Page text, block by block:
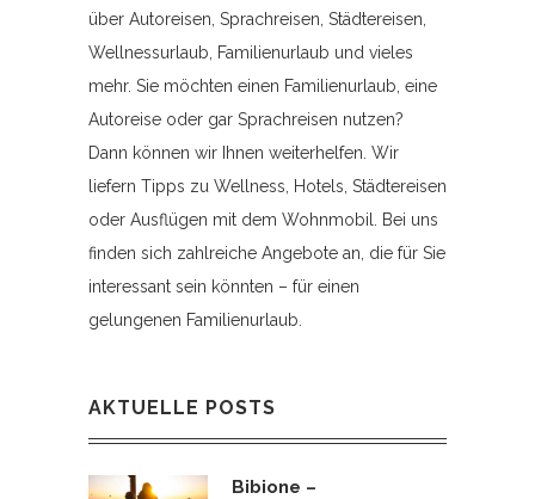
über Autoreisen, Sprachreisen, Städtereisen,
Wellnessurlaub, Familienurlaub und vieles
mehr. Sie möchten einen Familienurlaub, eine
Autoreise oder gar Sprachreisen nutzen?
Dann können wir Ihnen weiterhelfen. Wir
liefern Tipps zu Wellness, Hotels, Städtereisen
oder Ausflügen mit dem Wohnmobil. Bei uns
finden sich zahlreiche Angebote an, die für Sie
interessant sein könnten – für einen
gelungenen Familienurlaub.
AKTUELLE POSTS
Bibione –